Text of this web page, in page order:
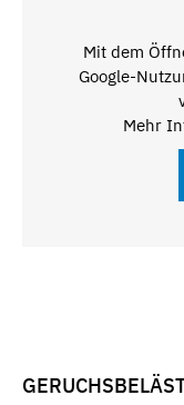
Mit dem
Google-
Mehr